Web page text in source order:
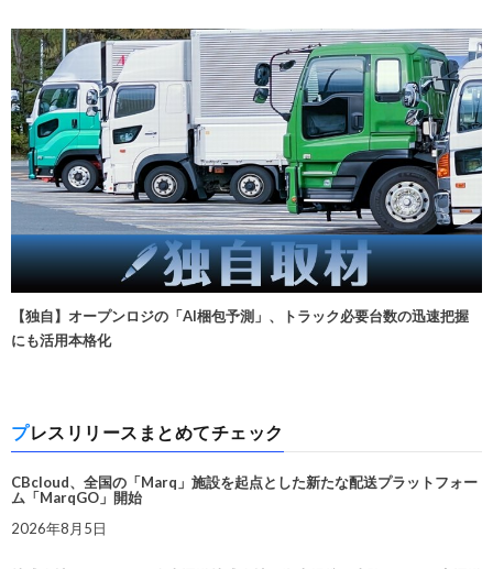
【独自】オープンロジの「AI梱包予測」、トラック必要台数の迅速把握
にも活用本格化
プレスリリースまとめてチェック
CBcloud、全国の「Marq」施設を起点とした新たな配送プラットフォー
ム「MarqGO」開始
2026年8月5日